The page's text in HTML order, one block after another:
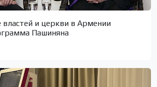
властей и церкви в Армении
Пашиняна